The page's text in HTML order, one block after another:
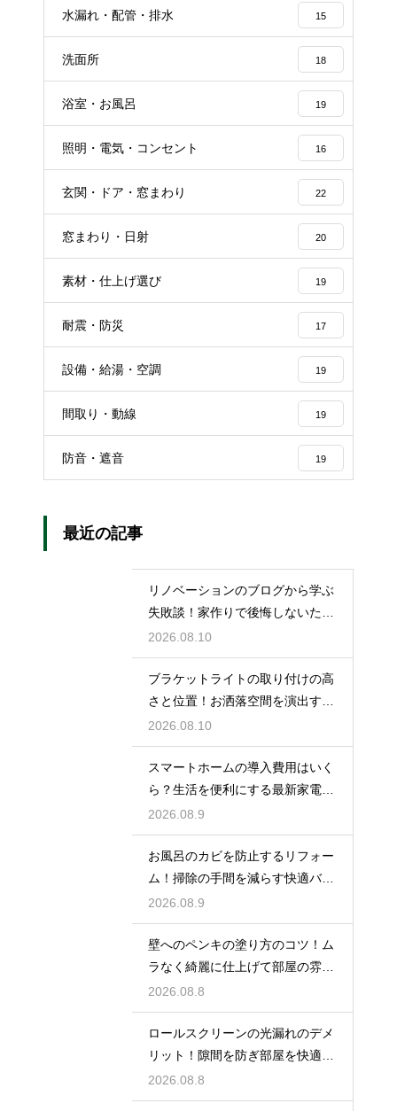
水漏れ・配管・排水 15
洗面所 18
浴室・お風呂 19
照明・電気・コンセント 16
玄関・ドア・窓まわり 22
窓まわり・日射 20
素材・仕上げ選び 19
耐震・防災 17
設備・給湯・空調 19
間取り・動線 19
防音・遮音 19
最近の記事
リノベーションのブログから学ぶ
失敗談！家作りで後悔しないため
の対策法
2026.08.10
ブラケットライトの取り付けの高
さと位置！お洒落空間を演出する
バランス術
2026.08.10
スマートホームの導入費用はいく
ら？生活を便利にする最新家電の
賢い選び方
2026.08.9
お風呂のカビを防止するリフォー
ム！掃除の手間を減らす快適バス
ルームの技
2026.08.9
壁へのペンキの塗り方のコツ！ム
ラなく綺麗に仕上げて部屋の雰囲
気を一新
2026.08.8
ロールスクリーンの光漏れのデメ
リット！隙間を防ぎ部屋を快適に
する対策法
2026.08.8